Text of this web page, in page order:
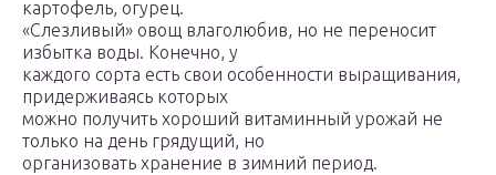
картофель, огурец.
«Слезливый» овощ влаголюбив, но не переносит
избытка воды. Конечно, у
каждого сорта есть свои особенности выращивания,
придерживаясь которых
можно получить хороший витаминный урожай не
только на день грядущий, но
организовать хранение в зимний период.